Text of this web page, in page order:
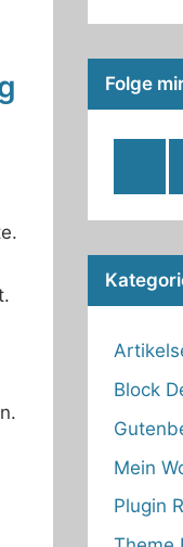
Folge
Feed
Block
Mein
Plugin